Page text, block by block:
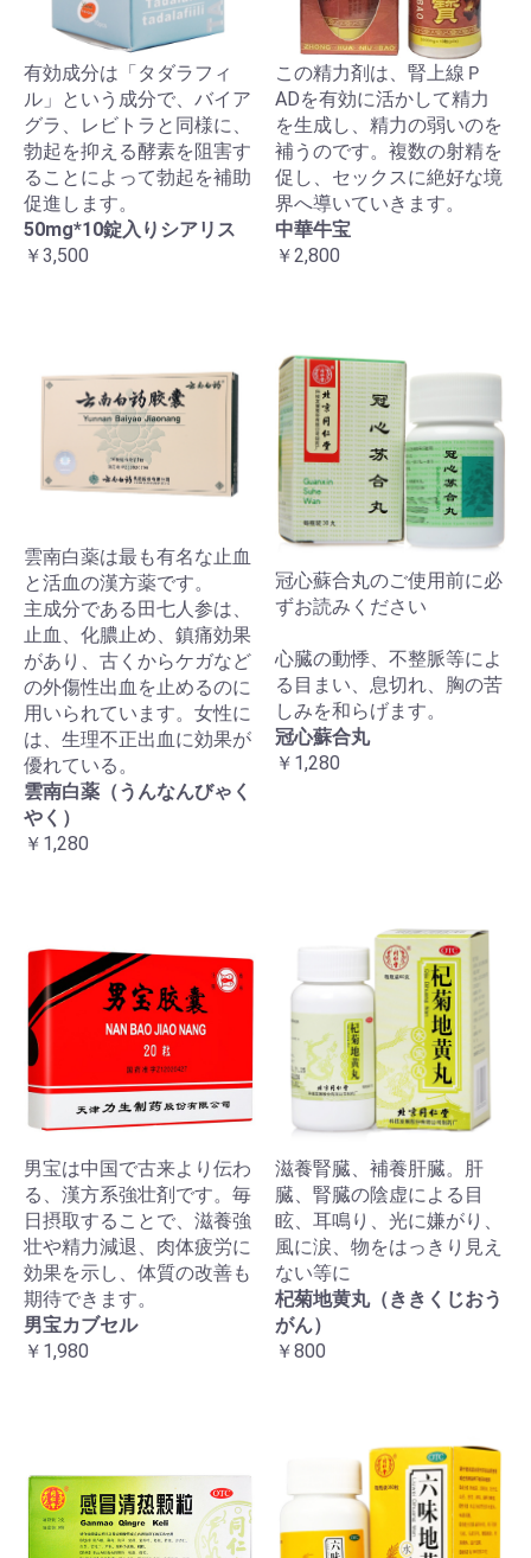
有効成分は「タダラフィ
ル」という成分で、バイア
グラ、レビトラと同様に、
勃起を抑える酵素を阻害す
ることによって勃起を補助
促進します。
50mg*10錠入りシアリス
￥3,500
この精力剤は、腎上線Ｐ
ADを有効に活かして精力
を生成し、精力の弱いのを
補うのです。複数の射精を
促し、セックスに絶好な境
界へ導いていきます。
中華牛宝
￥2,800
雲南白薬は最も有名な止血
と活血の漢方薬です。
主成分である田七人参は、
止血、化膿止め、鎮痛効果
があり、古くからケガなど
の外傷性出血を止めるのに
用いられています。女性に
は、生理不正出血に効果が
優れている。
雲南白薬（うんなんびゃく
やく）
￥1,280
冠心蘇合丸のご使用前に必
ずお読みください
心臓の動悸、不整脈等によ
る目まい、息切れ、胸の苦
しみを和らげます。
冠心蘇合丸
￥1,280
男宝は中国で古来より伝わ
る、漢方系強壮剤です。毎
日摂取することで、滋養強
壮や精力減退、肉体疲労に
効果を示し、体質の改善も
期待できます。
男宝カブセル
￥1,980
滋養腎臓、補養肝臓。肝
臓、腎臓の陰虚による目
眩、耳鳴り、光に嫌がり、
風に涙、物をはっきり見え
ない等に
杞菊地黄丸（ききくじおう
がん）
￥800